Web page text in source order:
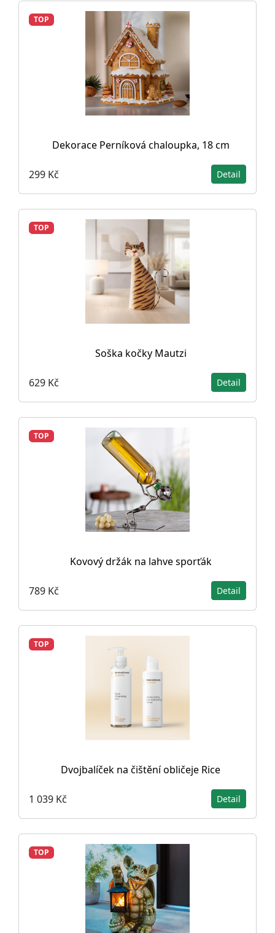
TOP
Dekorace Perníková chaloupka, 18 cm
299 Kč Detail
TOP
Soška kočky Mautzi
629 Kč Detail
TOP
Kovový držák na lahve sporťák
789 Kč Detail
TOP
Dvojbalíček na čištění obličeje Rice
1 039 Kč Detail
TOP